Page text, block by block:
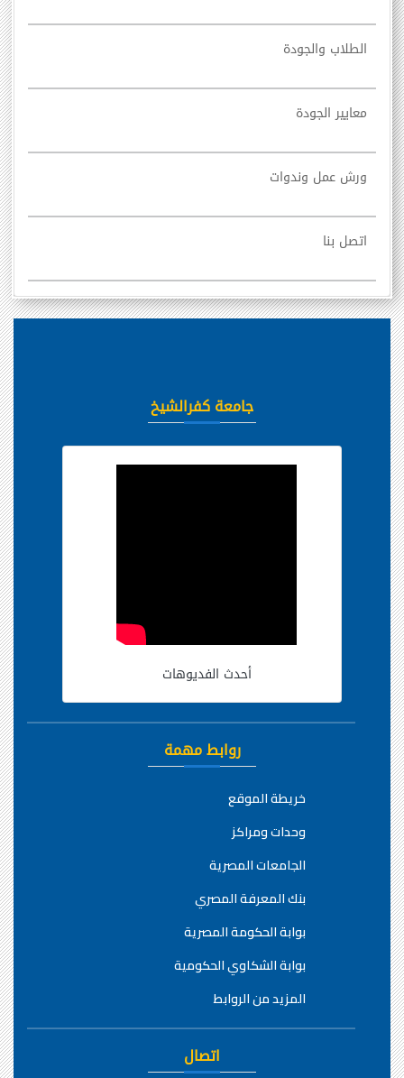
الطلاب والجودة
معايير الجودة
ورش عمل وندوات
اتصل بنا
جامعة كفرالشيخ
أحدث الفديوهات
روابط مهمة
خريطة الموقع
وحدات ومراكز
الجامعات المصرية
بنك المعرفة المصري
بوابة الحكومة المصرية
بوابة الشكاوي الحكومية
المزيد من الروابط
اتصال